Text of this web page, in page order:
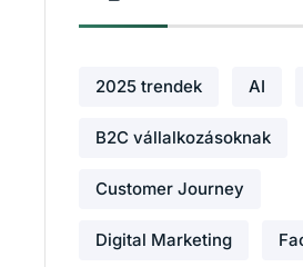
2025 trendek AI
B2C vállalkozásoknak
Customer Journey
Digital Marketing